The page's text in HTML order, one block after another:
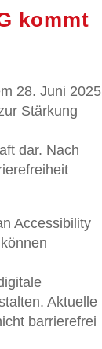
kommt
28. Juni 2025
Stärkung
dar. Nach
Accessibility
Aktuelle
barrierefrei